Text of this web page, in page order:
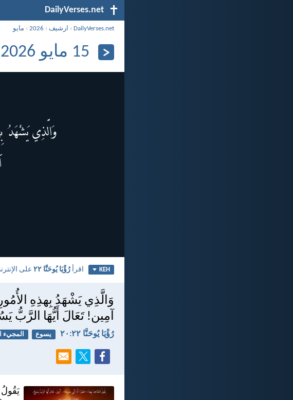
DailyVerses.net
DailyVerses.net
› ارشيف ›
2026
› مايو
15 مايو 2026
KEH اقرأرُؤْيَا يُوحَنَّا ٢٢ على
وَالَّذِي يَشْهَدُ بِهذِهِ
آمِين! تَعَالَ أَيُّهَا الرَّبُّ
رُؤْيَا يُوحَنَّا ٢٢:‏٢٠ يسوع المجيء
يَقُولُ